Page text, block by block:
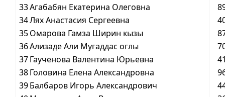
33Агабабян Екатерина Олеговна
34Лях Анастасия Сергеевна
35Омарова Гамза Ширин кызы
36Ализаде Али Мугаддас оглы
37Гаученова Валентина Юрьевна
38Головина Елена Александровна
39Балбаров Игорь Александрович